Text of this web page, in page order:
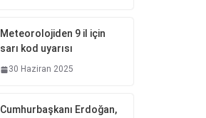
Meteorolojiden 9 il için
sarı kod uyarısı
30 Haziran 2025
Cumhurbaşkanı Erdoğan,